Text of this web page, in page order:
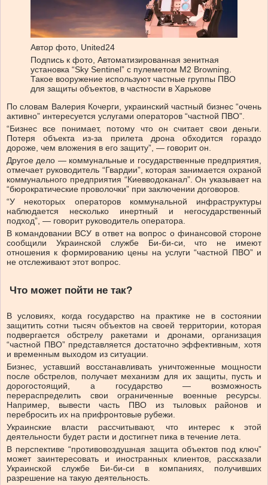
Автор фото, United24
Подпись к фото, Автоматизированная зенитная
установка “Sky Sentinel” с пулеметом M2 Browning.
Такое вооружение используют частные группы ПВО
для защиты объектов, в частности в Харькове
По словам Валерия Кочерги, украинский частный бизнес “очень
активно” интересуется услугами операторов “частной ПВО”.
“Бизнес все понимает, потому что он считает свои деньги.
Потеря объекта из-за прилета дрона обходится гораздо
дороже, чем вложения в его защиту”, — говорит он.
Другое дело — коммунальные и государственные предприятия,
отмечает руководитель “Гвардии”, которая занимается охраной
коммунального предприятия “Киевводоканал”. Он указывает на
“бюрократические проволочки” при заключении договоров.
“У некоторых операторов коммунальной инфраструктуры
наблюдается несколько инертный и негосударственный
подход”, — говорит руководитель оператора.
В командовании ВСУ в ответ на вопрос о финансовой стороне
сообщили Украинской службе Би-би-си, что не имеют
отношения к формированию цены на услуги “частной ПВО” и
не отслеживают этот вопрос.
Что может пойти не так?
В условиях, когда государство на практике не в состоянии
защитить сотни тысяч объектов на своей территории, которая
подвергается обстрелу ракетами и дронами, организация
“частной ПВО” представляется достаточно эффективным, хотя
и временным выходом из ситуации.
Бизнес, уставший восстанавливать уничтоженные мощности
после обстрелов, получает механизм для их защиты, пусть и
дорогостоящий, а государство — возможность
перераспределить свои ограниченные военные ресурсы.
Например, вывести часть ПВО из тыловых районов и
перебросить их на прифронтовые рубежи.
Украинские власти рассчитывают, что интерес к этой
деятельности будет расти и достигнет пика в течение лета.
В перспективе “противовоздушная защита объектов под ключ”
может заинтересовать и иностранных клиентов, рассказали
Украинской службе Би-би-си в компаниях, получивших
разрешение на такую деятельность.